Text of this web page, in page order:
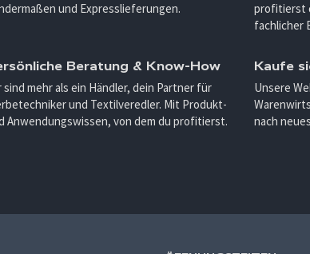
und Expresslieferungen.
profitierst
fachlicher
Beratung & Know-How
sind mehr als ein Händler, dein Partner für
und Textilveredler. Mit Produkt-
Anwendungswissen, von dem du profitierst.
Kaufe
Unsere
nach